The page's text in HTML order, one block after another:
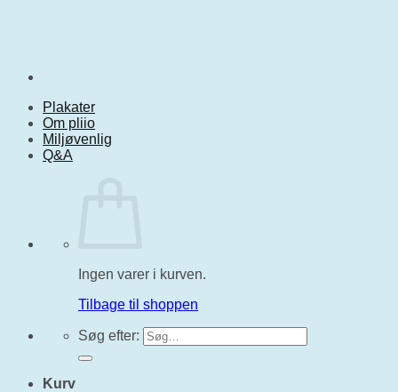
Plakater
Om pliio
Miljøvenlig
Q&A
Ingen varer i kurven.
Tilbage til shoppen
Søg efter:
Kurv